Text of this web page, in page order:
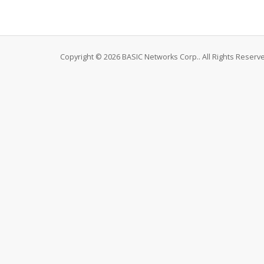
Copyright © 2026 BASIC Networks Corp.. All Rights